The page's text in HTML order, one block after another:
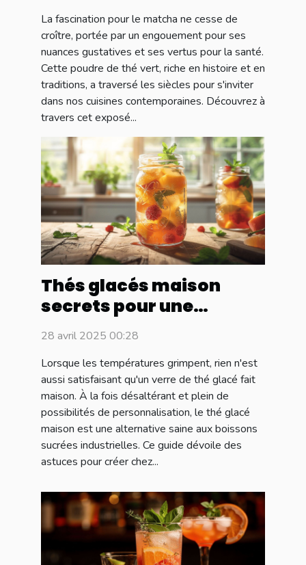
La fascination pour le matcha ne cesse de
croître, portée par un engouement pour ses
nuances gustatives et ses vertus pour la santé.
Cette poudre de thé vert, riche en histoire et en
traditions, a traversé les siècles pour s'inviter
dans nos cuisines contemporaines. Découvrez à
travers cet exposé...
Thés glacés maison
secrets pour une
boisson rafraîchissante
et saine
28 avril 2025 00:28
Lorsque les températures grimpent, rien n'est
aussi satisfaisant qu'un verre de thé glacé fait
maison. À la fois désaltérant et plein de
possibilités de personnalisation, le thé glacé
maison est une alternative saine aux boissons
sucrées industrielles. Ce guide dévoile des
astuces pour créer chez...